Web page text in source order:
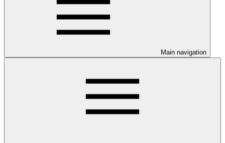
Main navigation